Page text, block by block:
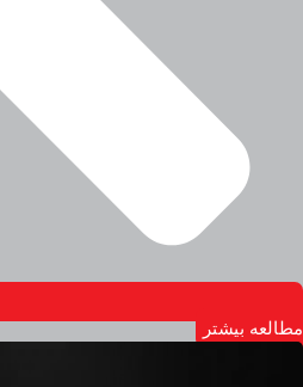
مطالعه بیشتر